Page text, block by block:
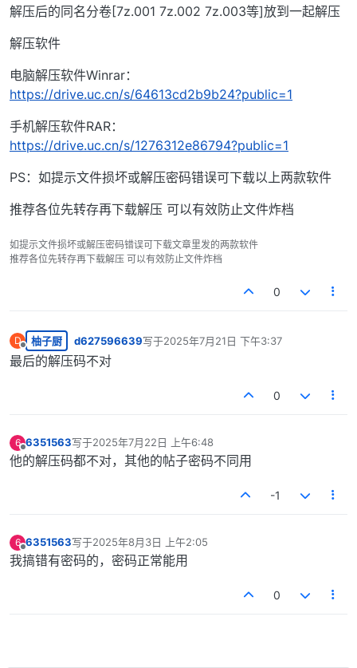
解压后的同名分卷[7z.001 7z.002 7z.003等]放到一起解压
解压软件
电脑解压软件Winrar：
https://drive.uc.cn/s/64613cd2b9b24?public=1
手机解压软件RAR：
https://drive.uc.cn/s/1276312e86794?public=1
PS：如提示文件损坏或解压密码错误可下载以上两款软件
推荐各位先转存再下载解压 可以有效防止文件炸档
如提示文件损坏或解压密码错误可下载文章里发的两款软件
推荐各位先转存再下载解压 可以有效防止文件炸档
0
D
离线
柚子厨 d627596639写于2025年7月21日 下午3:37
最后由 编辑
最后的解压码不对
0
6
离线
6351563写于2025年7月22日 上午6:48
最后由 编辑
他的解压码都不对，其他的帖子密码不同用
-1
6
离线
6351563写于2025年8月3日 上午2:05
最后由 编辑
我搞错有密码的，密码正常能用
0